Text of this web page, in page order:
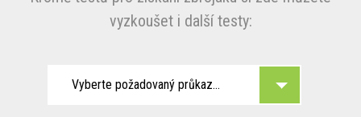
vyzkoušet i další testy:
Vyberte požadovaný průkaz...